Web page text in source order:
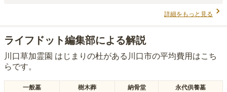
詳細をもっと見る
ライフドット編集部による解説
川口草加霊園 はじまりの杜がある 川口市の平均費用はこち
らです。
一般墓 樹木葬 納骨堂 永代供養墓